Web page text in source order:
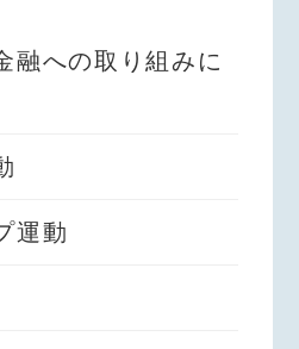
融への取り組みに
運動